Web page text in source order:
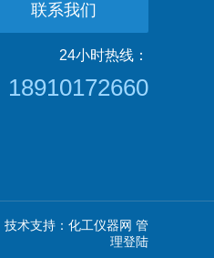
联系我们
24小时热线：
18910172660
技术支持： 化工仪器网 管
理登陆